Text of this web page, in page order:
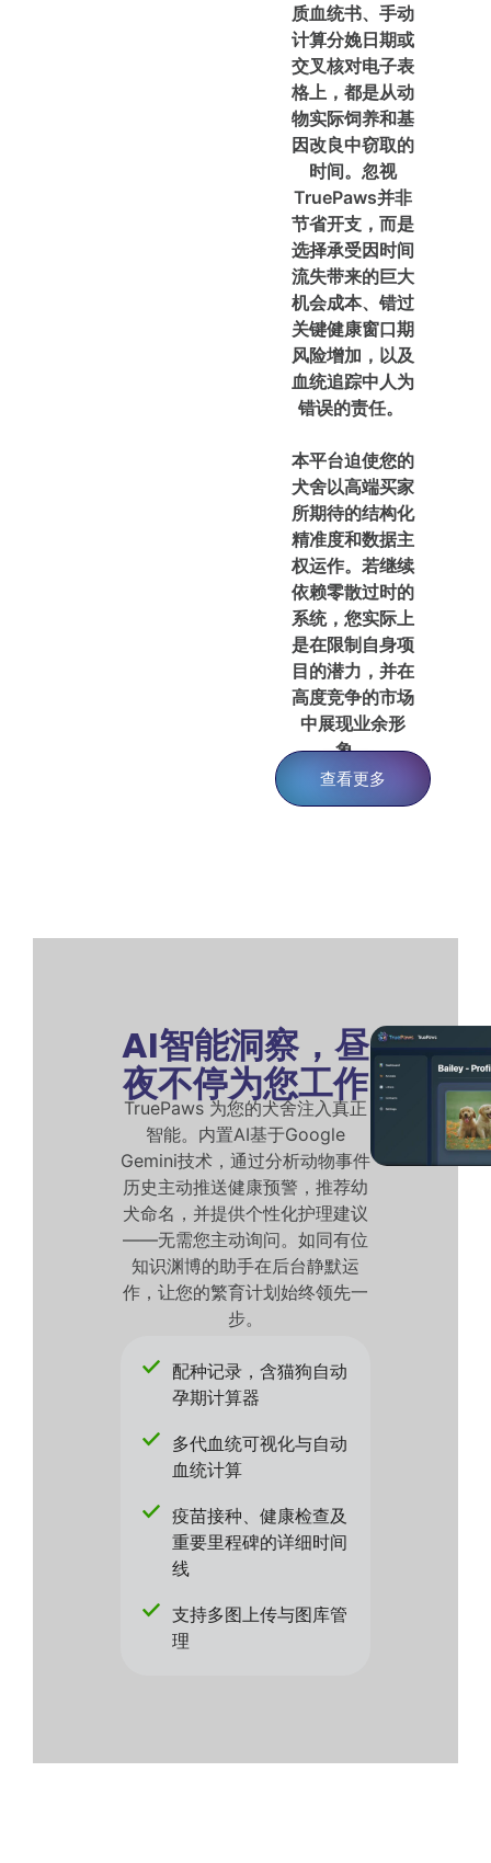
质血统书、手动
计算分娩日期或
交叉核对电子表
格上，都是从动
物实际饲养和基
因改良中窃取的
时间。忽视
TruePaws并非
节省开支，而是
选择承受因时间
流失带来的巨大
机会成本、错过
关键健康窗口期
风险增加，以及
血统追踪中人为
错误的责任。
本平台迫使您的
犬舍以高端买家
所期待的结构化
精准度和数据主
权运作。若继续
依赖零散过时的
系统，您实际上
是在限制自身项
目的潜力，并在
高度竞争的市场
中展现业余形
象。
查看更多
AI智能洞察，昼
夜不停为您工作
TruePaws 为您的犬舍注入真正
智能。内置AI基于Google
Gemini技术，通过分析动物事件
历史主动推送健康预警，推荐幼
犬命名，并提供个性化护理建议
——无需您主动询问。如同有位
知识渊博的助手在后台静默运
作，让您的繁育计划始终领先一
步。
配种记录，含猫狗自动
孕期计算器
多代血统可视化与自动
血统计算
疫苗接种、健康检查及
重要里程碑的详细时间
线
支持多图上传与图库管
理